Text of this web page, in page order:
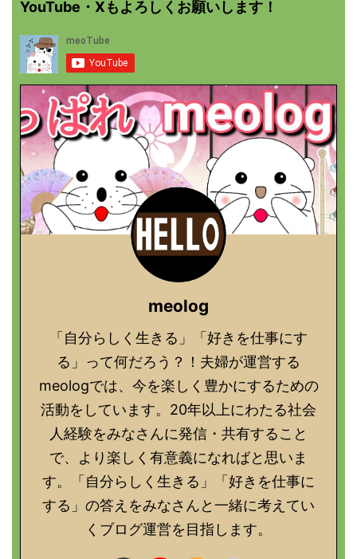
YouTube・Xもよろしくお願いします！
meolog
「自分らしく生きる」「好きを仕事にす
る」って何だろう？！夫婦が運営する
meologでは、今を楽しく豊かにするための
活動をしています。20年以上にわたる社会
人経験をみなさんに発信・共有すること
で、より楽しく有意義になればと思いま
す。「自分らしく生きる」「好きを仕事に
する」の答えをみなさんと一緒に考えてい
くブログ運営を目指します。